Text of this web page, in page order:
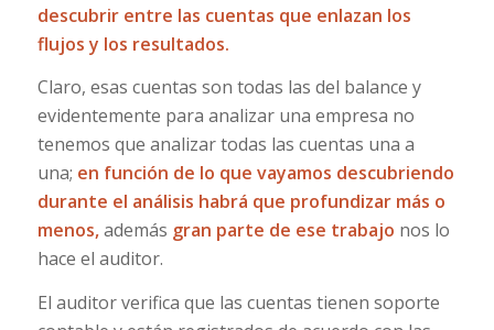
descubrir entre las cuentas que enlazan los
flujos y los resultados.
Claro, esas cuentas son todas las del balance y
evidentemente para analizar una empresa no
tenemos que analizar todas las cuentas una a
una; en función de lo que vayamos descubriendo
durante el análisis habrá que profundizar más o
menos,además gran parte de ese trabajo nos lo
hace el auditor.
El auditor verifica que las cuentas tienen soporte